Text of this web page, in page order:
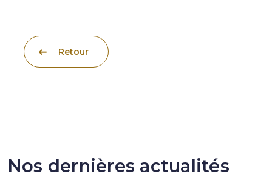
Retour
Nos dernières actualités